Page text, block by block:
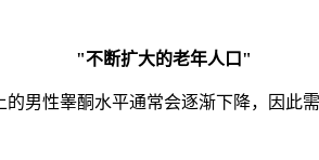
"不断扩大的老年人口"
男性睾酮水平通常会逐渐下降，因此